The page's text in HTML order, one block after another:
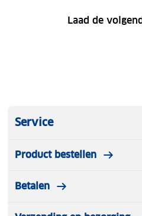
Laad de
Service
Product bestellen
Betalen